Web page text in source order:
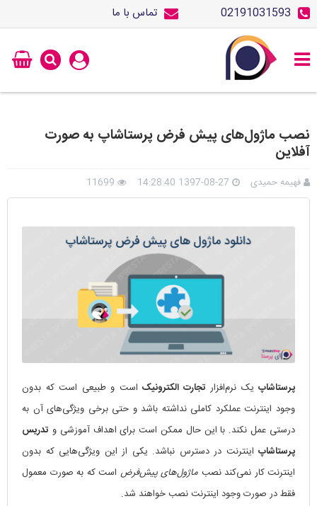
02191031593 تماس با ما
نصب ماژول‌های پیش فرض پرستاشاپ به صورت
آفلاین
فهیمه حمیدی 1397-08-27 14:28:40
پرستاشاپ یک نرم‌افزار تجارت الکترونیک است و طبیعی است که بدون
وجود اینترنت عملکرد کاملی نداشته باشد و حتی برخی ویژگی‌های آن به
درستی عمل نکند. با این حال ممکن است برای اهداف آموزشی و تدریس
پرستاشاپ اینترنت در دسترس نباشد. یکی از این ویژگی‌هایی که بدون
اینترنت کار نمی‌کند نصب ماژول‌های پیش‌فرض است که به صورت معمول
فقط در صورت وجود اینترنت نصب خواهند شد.